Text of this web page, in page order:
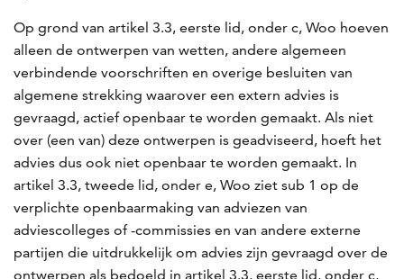
Op grond van artikel 3.3, eerste lid, onder c, Woo hoeven
alleen de ontwerpen van wetten, andere algemeen
verbindende voorschriften en overige besluiten van
algemene strekking waarover een extern advies is
gevraagd, actief openbaar te worden gemaakt. Als niet
over (een van) deze ontwerpen is geadviseerd, hoeft het
advies dus ook niet openbaar te worden gemaakt. In
artikel 3.3, tweede lid, onder e, Woo ziet sub 1 op de
verplichte openbaarmaking van adviezen van
adviescolleges of -commissies en van andere externe
partijen die uitdrukkelijk om advies zijn gevraagd over de
ontwerpen als bedoeld in artikel 3.3, eerste lid, onder c,